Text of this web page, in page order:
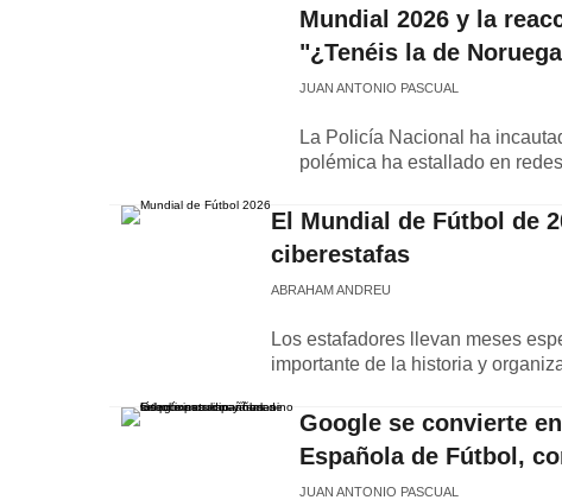
Mundial 2026 y la
"¿Tenéis la de
JUAN ANTONIO PASCUAL
La Policía Nacional ha
polémica ha estallado en
El Mundial de Fútbol de
ciberestafas
ABRAHAM ANDREU
Los estafadores llevan meses
importante de la historia y
Google se convierte
Española de Fútbol,
JUAN ANTONIO PASCUAL